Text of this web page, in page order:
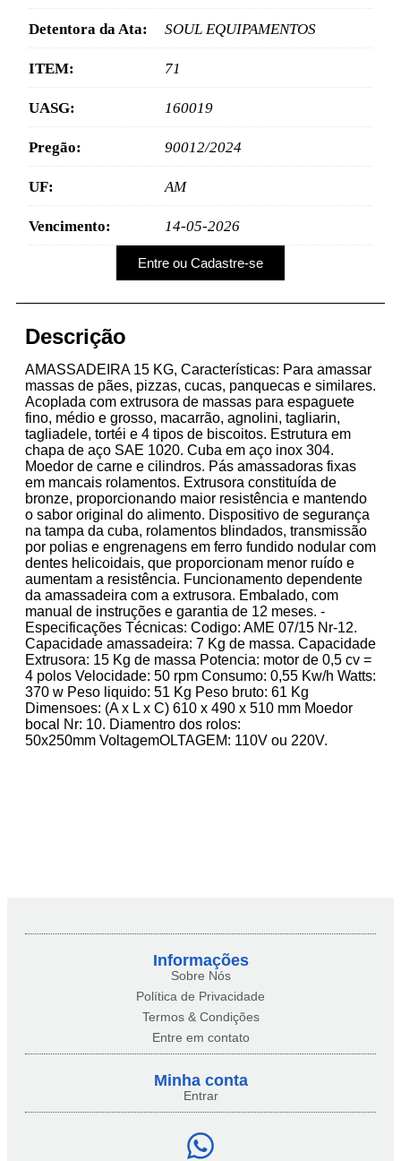
Detentora da Ata: SOUL EQUIPAMENTOS
ITEM: 71
UASG: 160019
Pregão: 90012/2024
UF: AM
Vencimento: 14-05-2026
Entre ou Cadastre-se
Descrição
AMASSADEIRA 15 KG, Características: Para amassar
massas de pães, pizzas, cucas, panquecas e similares.
Acoplada com extrusora de massas para espaguete
fino, médio e grosso, macarrão, agnolini, tagliarin,
tagliadele, tortéi e 4 tipos de biscoitos. Estrutura em
chapa de aço SAE 1020. Cuba em aço inox 304.
Moedor de carne e cilindros. Pás amassadoras fixas
em mancais rolamentos. Extrusora constituída de
bronze, proporcionando maior resistência e mantendo
o sabor original do alimento. Dispositivo de segurança
na tampa da cuba, rolamentos blindados, transmissão
por polias e engrenagens em ferro fundido nodular com
dentes helicoidais, que proporcionam menor ruído e
aumentam a resistência. Funcionamento dependente
da amassadeira com a extrusora. Embalado, com
manual de instruções e garantia de 12 meses. -
Especificações Técnicas: Codigo: AME 07/15 Nr-12.
Capacidade amassadeira: 7 Kg de massa. Capacidade
Extrusora: 15 Kg de massa Potencia: motor de 0,5 cv =
4 polos Velocidade: 50 rpm Consumo: 0,55 Kw/h Watts:
370 w Peso liquido: 51 Kg Peso bruto: 61 Kg
Dimensoes: (A x L x C) 610 x 490 x 510 mm Moedor
bocal Nr: 10. Diamentro dos rolos:
50x250mm VoltagemOLTAGEM: 110V ou 220V.
Informações
Sobre Nós
Política de Privacidade
Termos & Condições
Entre em contato
Minha conta​
Entrar